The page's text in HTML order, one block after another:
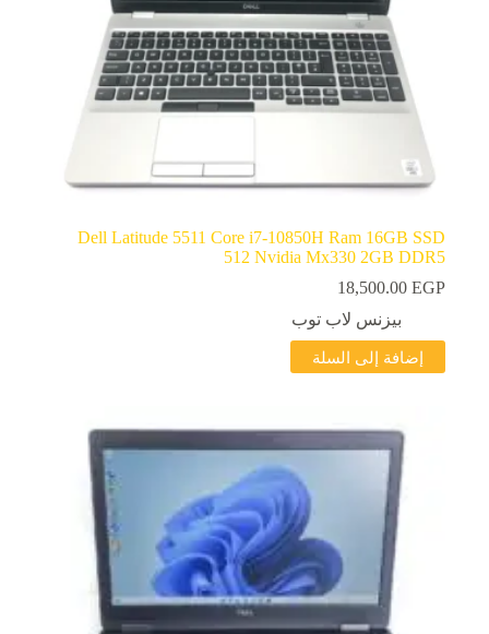
Dell Latitude 5511 Core i7-10850H Ram 16GB SSD
512 Nvidia Mx330 2GB DDR5
18,500.00 EGP
بيزنس لاب توب
إضافة إلى السلة